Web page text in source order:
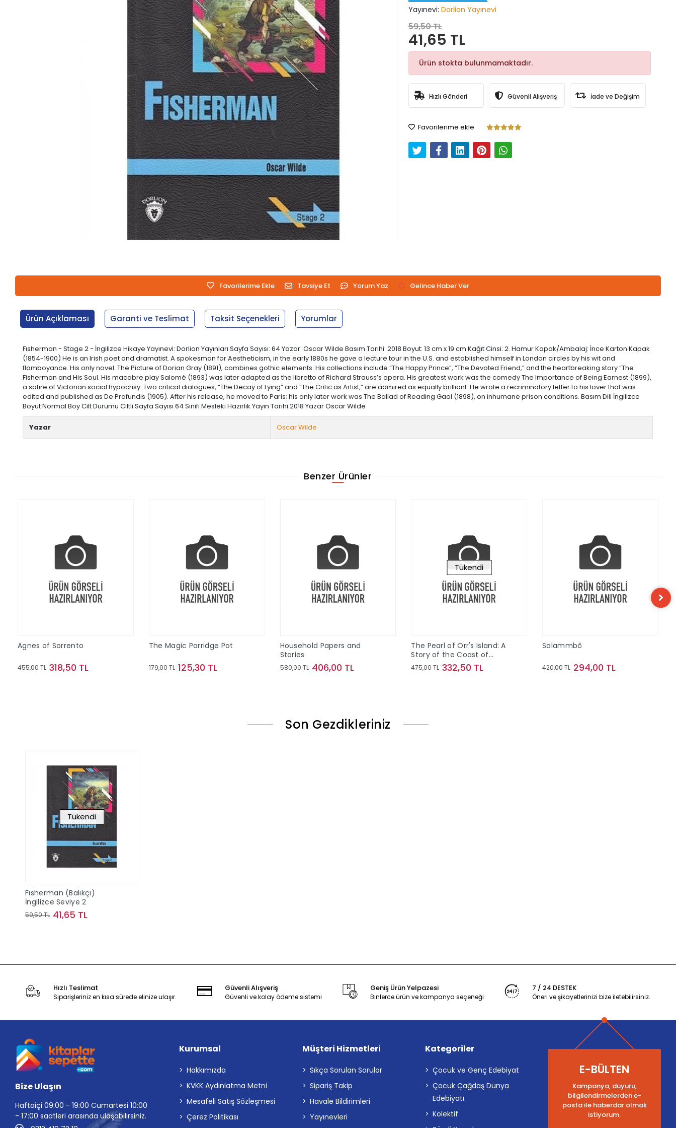
Yayınevi: Dorlion Yayınevi
59,50 TL
41,65 TL
Ürün stokta bulunmamaktadır.
Hızlı Gönderi Güvenli Alışveriş İade ve Değişim
Favorilerime ekle
Favorilerime Ekle Tavsiye Et Yorum Yaz Gelince Haber Ver
Ürün Açıklaması Garanti ve Teslimat Taksit Seçenekleri Yorumlar
Fısherman - Stage 2 - İngilizce Hikaye Yayınevi: Dorlion Yayınları Sayfa Sayısı: 64 Yazar: Oscar Wilde Basım Tarihi: 2018 Boyut: 13 cm x 19 cm Kağıt Cinsi: 2. Hamur Kapak/Ambalaj: İnce Karton Kapak
(1854-1900) He is an Irish poet and dramatist. A spokesman for Aestheticism, in the early 1880s he gave a lecture tour in the U.S. and established himself in London circles by his wit and
flamboyance. His only novel. The Picture of Dorian Gray (1891), combines gothic elements. His collections include “The Happy Prince”, “The Devoted Friend,” and the heartbreaking story “The
Fisherman and His Soul. His macabre play Salomé (1893) was later adapted as the libretto of Richard Strauss’s opera. His greatest work was the comedy The Importance of Being Earnest (1899),
a satire of Victorian social hypocrisy. Two critical dialogues, “The Decay of Lying” and “The Critic as Artist,” are admired as equally brilliant. He wrote a recriminatory letter to his lover that was
edited and published as De Profundis (1905). After his release, he moved to Paris; his only later work was The Ballad of Reading Gaol (1898), on inhumane prison conditions. Basım Dili İngilizce
Boyut Normal Boy Cilt Durumu Ciltli Sayfa Sayısı 64 Sınıfı Mesleki Hazırlık Yayın Tarihi 2018 Yazar Oscar Wilde
Yazar Oscar Wilde
Benzer Ürünler
Agnes of Sorrento
455,00 TL 318,50 TL
The Magic Porridge Pot
179,00 TL 125,30 TL
Household Papers and
Stories
580,00 TL 406,00 TL
Tükendi
The Pearl of Orr's Island: A
Story of the Coast of
Maine
475,00 TL 332,50 TL
Salammbô
420,00 TL 294,00 TL
Son Gezdikleriniz
Tükendi
Fısherman (Balıkçı)
İngilizce Seviye 2
59,50 TL 41,65 TL
Hızlı Teslimat
Siparişleriniz en kısa sürede elinize ulaşır.
Güvenli Alışveriş
Güvenli ve kolay ödeme sistemi
Geniş Ürün Yelpazesi
Binlerce ürün ve kampanya seçeneği
7 / 24 DESTEK
Öneri ve şikayetlerinizi bize iletebilirsiniz.
Bize Ulaşın
Haftaiçi 09:00 - 19:00 Cumartesi 10:00
- 17:00 saatleri arasında ulaşabilirsiniz.
Kurumsal
Hakkımızda
KVKK Aydınlatma Metni
Mesafeli Satış Sözleşmesi
Çerez Politikası
Müşteri Hizmetleri
Sıkça Sorulan Sorular
Sipariş Takip
Havale Bildirimleri
Yayınevleri
Kategoriler
Çocuk ve Genç Edebiyat
Çocuk Çağdaş Dünya
Edebiyatı
Kolektif
E-BÜLTEN
Kampanya, duyuru,
bilgilendirmelerden e-
posta ile haberdar olmak
istiyorum.